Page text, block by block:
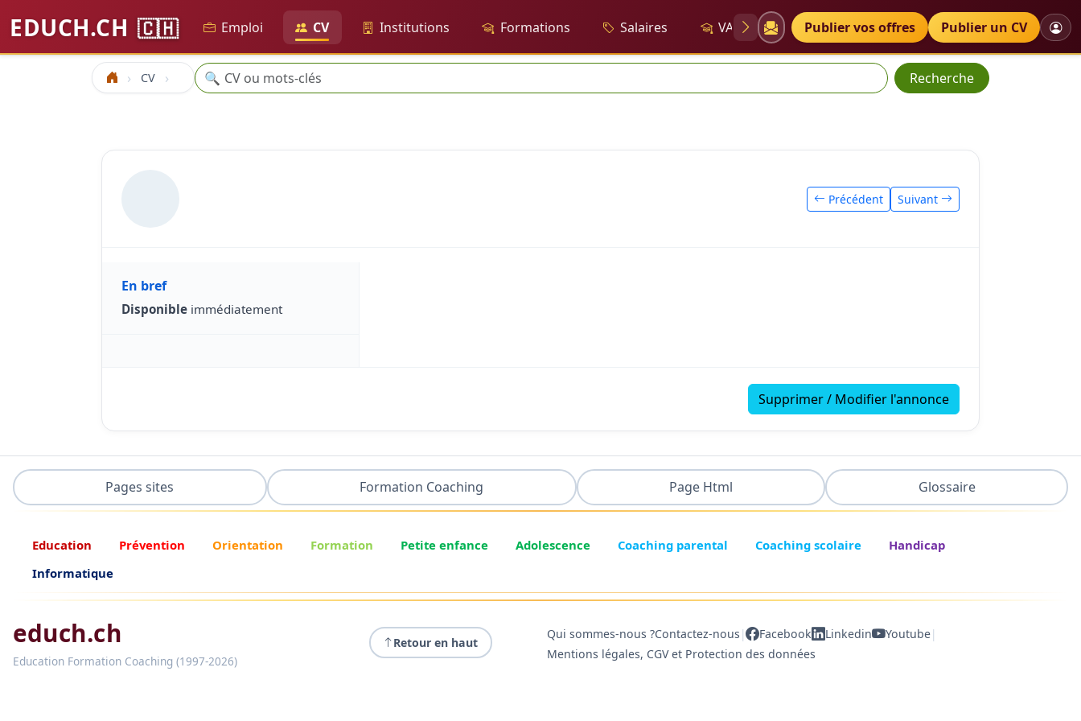
EDUCH.CH 🇨🇭 Emploi CV Institutions Formations Salaires VAE Diplômes Petites annonces
Publier vos offres Publier un CV
Accueil CV Recherche
🔍 Recherche
Précédent Suivant
En bref
Disponible immédiatement
Supprimer / Modifier l'annonce
Pages sites Formation Coaching Page Html Glossaire
Education Prévention Orientation Formation Petite enfance Adolescence Coaching parental Coaching scolaire
Handicap
Informatique
educh.ch
Education Formation Coaching (1997-2026)
Retour en haut
Qui sommes-nous ?Contactez-nous | Facebook Linkedin Youtube|
Mentions légales, CGV et Protection des données